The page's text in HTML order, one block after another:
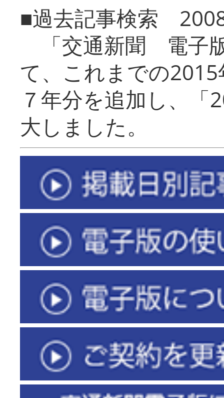
■過去記事検索
「交通新聞 電子
て、これまでの
７年分を追加し、「
大しまし